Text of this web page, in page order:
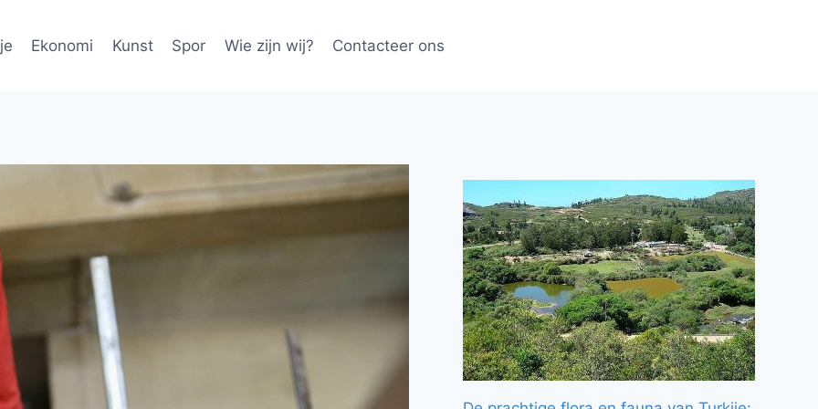
Ekonomi Kunst Spor Wie zijn wij? Contacteer ons